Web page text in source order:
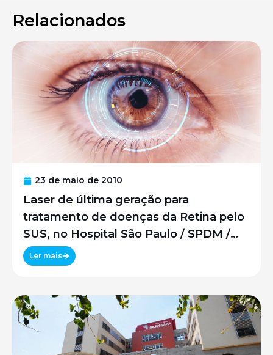
Relacionados
23 de maio de 2010
Laser de última geração para
tratamento de doenças da Retina pelo
SUS, no Hospital São Paulo / SPDM /
UNIFESP
Ler mais